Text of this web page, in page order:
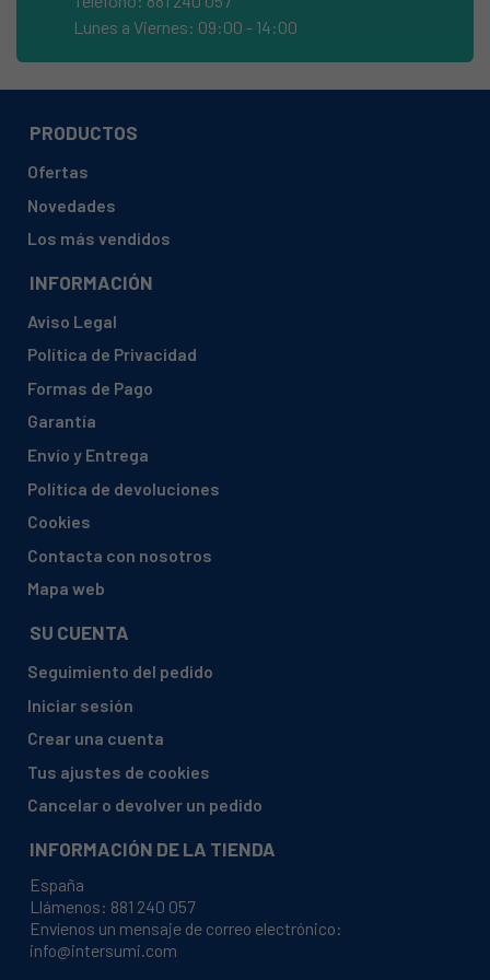
AEG, 91453200902 L62260SL
AEG, 91453211101 L71260SL
AEG, 91453211102 L71260SL
AEG, 91453211202 AMS7000U
AEG, 91453211303 L573260SL
AEG, 91453211402 L73060SLCS
AEG, 91453400501 L63472FL
AEG, 91453401201 L62370FL
AEG, 91453402001 L62270FL
AEG, 91453402002 L62270FL
AEG, 91453402101 L62270FL
AEG, 91453402102 L62270FL
Lunes a Viernes: 09:00 - 14:00
PRODUCTOS
Ofertas
Novedades
Los más vendidos
INFORMACIÓN
Aviso Legal
Política de Privacidad
Formas de Pago
Garantía
Envío y Entrega
Política de devoluciones
Cookies
Contacta con nosotros
Mapa web
SU CUENTA
Seguimiento del pedido
Iniciar sesión
Crear una cuenta
Tus ajustes de cookies
Cancelar o devolver un pedido
INFORMACIÓN DE LA TIENDA
España
Llámenos: 881 240 057
Envíenos un mensaje de correo electrónico:
info@intersumi.com